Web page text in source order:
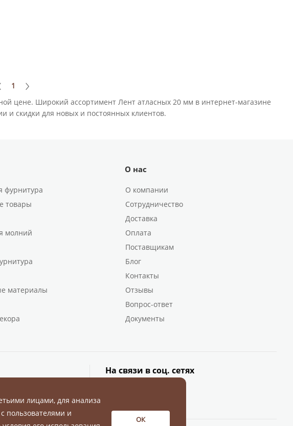
1
цене. Широкий ассортимент Лент атласных 20 мм в интернет-магазине
и скидки для новых и постоянных клиентов.
фурнитура
товары
молний
материалы
О нас
О компании
Сотрудничество
Доставка
Оплата
Поставщикам
Блог
Контакты
Отзывы
Вопрос-ответ
Документы
На связи в соц. сетях
лицами, для анализа
пользователями и
ОК